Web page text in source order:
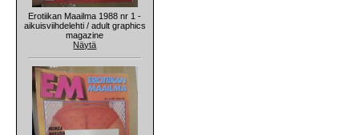
Erotiikan Maailma 1988 nr 1 -
aikuisviihdelehti / adult graphics
magazine
Näytä